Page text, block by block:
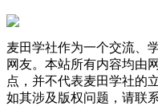
麦田学社作为一个交流、
网友。本站所有内容均由
点，并不代表麦田学社的
如其涉及版权问题，请联